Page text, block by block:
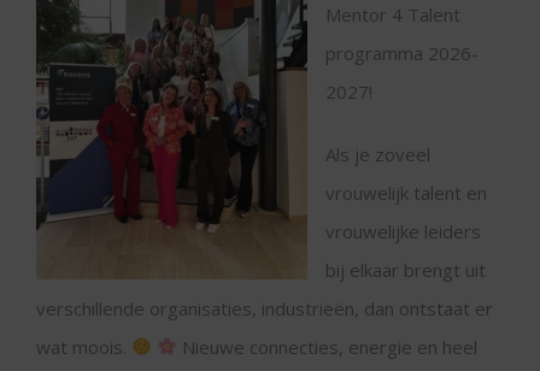
Mentor 4 Talent
programma 2026-
2027!
Als je zoveel
vrouwelijk talent en
vrouwelijke leiders
bij elkaar brengt uit
verschillende organisaties, industrieën, dan ontstaat er
wat moois.
Nieuwe connecties, energie en heel